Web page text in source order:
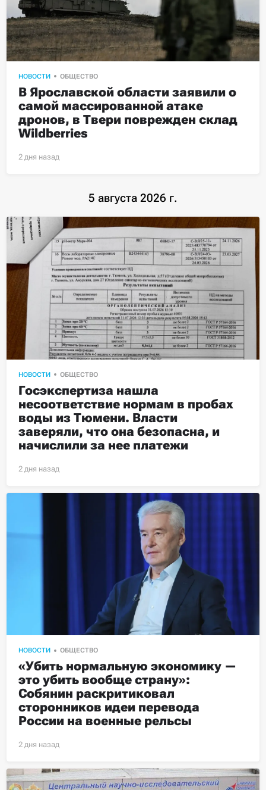
НОВОСТИ ОБЩЕСТВО
В Ярославской области заявили о
самой массированной атаке
дронов, в Твери поврежден склад
Wildberries
5 августа 2026 г.
НОВОСТИ ОБЩЕСТВО
Госэкспертиза нашла
несоответствие нормам в пробах
воды из Тюмени. Власти
заверяли, что она безопасна, и
начислили за нее платежи
НОВОСТИ ОБЩЕСТВО
«Убить нормальную экономику —
это убить вообще страну»:
Собянин раскритиковал
сторонников идеи перевода
России на военные рельсы